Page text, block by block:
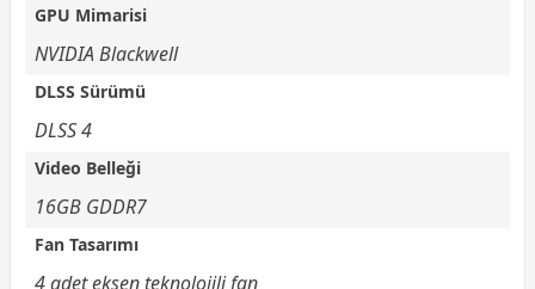
GPU Mimarisi
NVIDIA Blackwell
DLSS Sürümü
DLSS 4
Video Belleği
16GB GDDR7
Fan Tasarımı
4 adet eksen teknolojili fan